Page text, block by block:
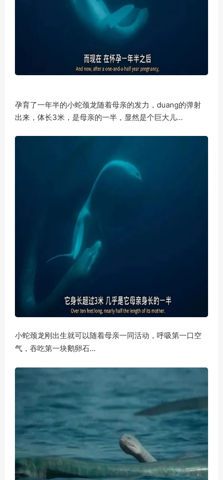
孕育了一年半的小蛇颈龙随着母亲的发力，duang的弹射
出来，体长3米，是母亲的一半，显然是个巨大儿…
小蛇颈龙刚出生就可以随着母亲一同活动，呼吸第一口空
气， 吞吃第一块鹅卵石…